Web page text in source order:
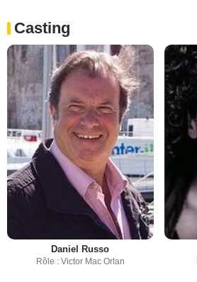
Casting
Daniel Russo
Rôle : Victor Mac Orlan